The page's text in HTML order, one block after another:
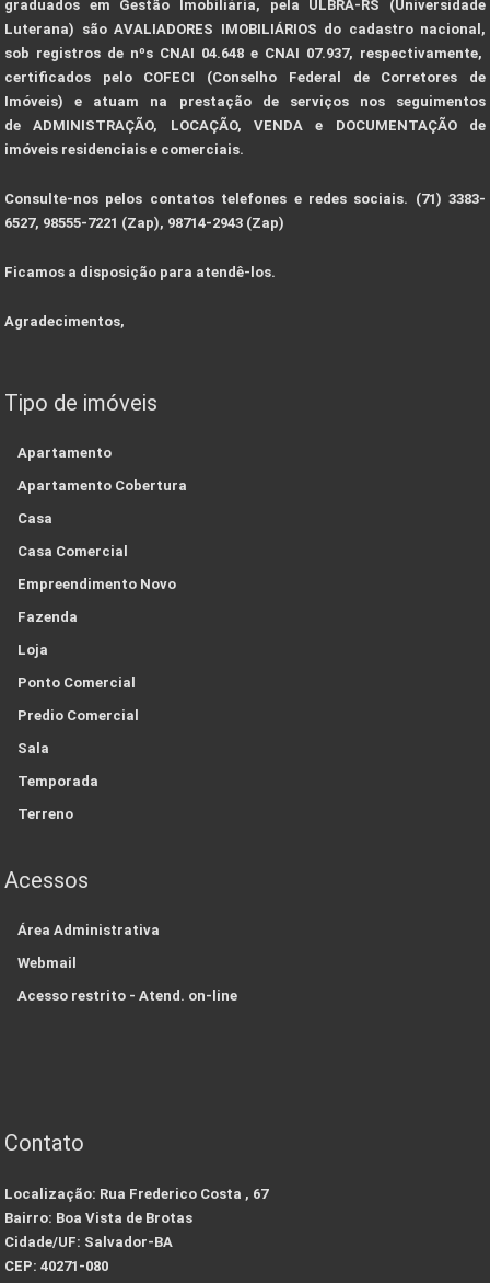
graduados em Gestão Imobiliária, pela ULBRA-RS (Universidade
Luterana) são AVALIADORES IMOBILIÁRIOS do cadastro nacional,
sob registros de nºs CNAI 04.648 e CNAI 07.937, respectivamente,
certificados pelo COFECI (Conselho Federal de Corretores de
Imóveis) e atuam na prestação de serviços nos seguimentos
de ADMINISTRAÇÃO, LOCAÇÃO, VENDA e DOCUMENTAÇÃO de
imóveis residenciais e comerciais.
Consulte-nos pelos contatos telefones e redes sociais. (71) 3383-
6527, 98555-7221 (Zap), 98714-2943 (Zap)
Ficamos a disposição para atendê-los.
Agradecimentos,
Tipo de imóveis
Apartamento
Apartamento Cobertura
Casa
Casa Comercial
Empreendimento Novo
Fazenda
Loja
Ponto Comercial
Predio Comercial
Sala
Temporada
Terreno
Acessos
Área Administrativa
Webmail
Acesso restrito - Atend. on-line
Contato
Localização: Rua Frederico Costa , 67
Bairro: Boa Vista de Brotas
Cidade/UF: Salvador-BA
CEP: 40271-080